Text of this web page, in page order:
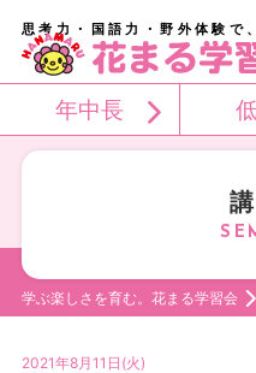
思考力・国語力・野外体験で
年中長
学ぶ楽しさを育む。花まる学習会
2021年8月11日(火)